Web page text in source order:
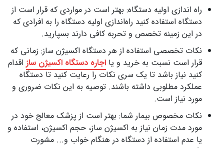
راه‌ اندازی اولیه دستگاه: بهتر است در مواردی که قرار است از
دستگاه استفاده کنید راه‌اندازی اولیه دستگاه را به افرادی که
در این زمینه تخصص و تحربه کافی دارند بسپارید.
نکات تخصصی استفاده از هر دستگاه اکسیژن ساز: زمانی که
قرار است نسبت به خرید و یا اجاره دستگاه اکسیژن ساز اقدام
کنید نیاز باشد تا یک سری نکات را رعایت کنید تا دستگاه
عملکرد مطلوبی داشته باشند. توصیه به این نکات ضروری و
مورد نیاز است.
نکات مخصوص بیمار شما: بهتر است از پزشک معالج خود در
مورد مدت زمان نیاز به اکسیژن ساز، حجم اکسیژن، استفاده و
یا عدم استفاده از دستگاه در هنگام خواب و... مشورت